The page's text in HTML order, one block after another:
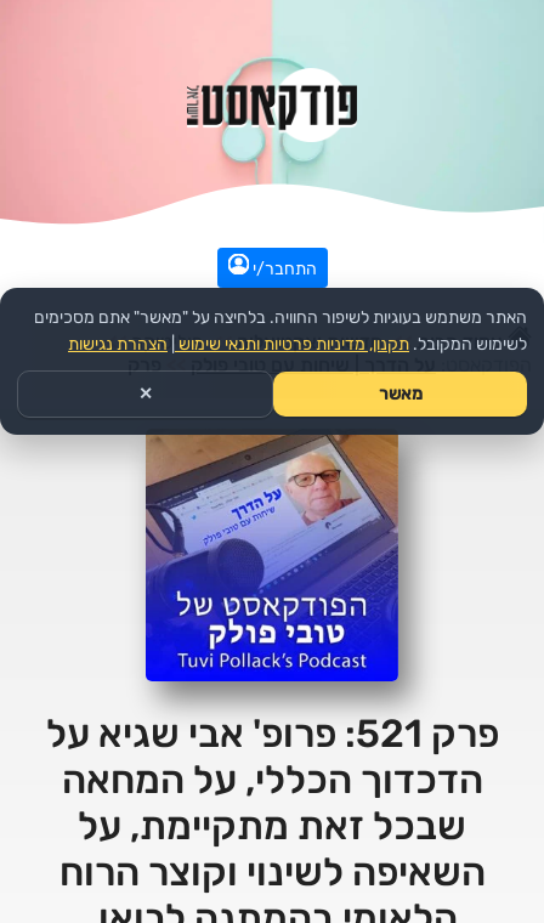
התחבר/י
עמוד הבית >> חדשות ואקטואליה >> פוליטיקה >>
על הדרך | שיחות עם טובי פולק >>פרק
פרק 521: פרופ' אבי שגיא על
הדכדוך הכללי, על המחאה
שבכל זאת מתקיימת, על
השאיפה לשינוי וקוצר הרוח
האתר משתמש בעוגיות לשיפור החוויה. בלחיצה על "מאשר" אתם מסכימים
לשימוש המקובל. תקנון, מדיניות פרטיות ותנאי שימוש הצהרת נגישות
מאשר ✕